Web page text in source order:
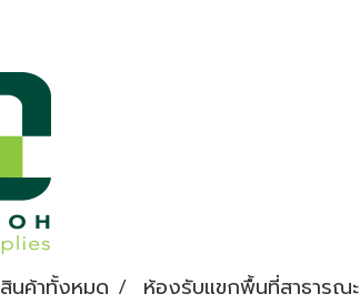
สินค้าทั้งหมด ห้องรับแขกพื้นที่สาธารณะ